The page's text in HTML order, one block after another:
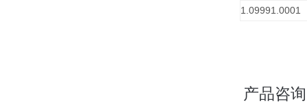
1.09991.0001
产品咨询